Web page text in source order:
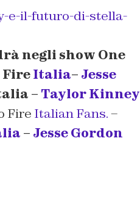
e-il-futuro-di-stella-
negli show One
Fire Italia– Jesse
– Taylor Kinney
Fire Italian Fans.–
– Jesse Gordon